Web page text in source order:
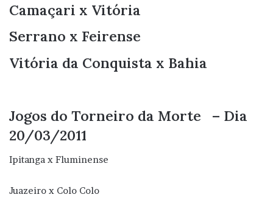
Camaçari x Vitória
Serrano x Feirense
Vitória da Conquista x Bahia
Jogos do Torneiro da Morte – Dia
20/03/2011
Ipitanga x Fluminense
Juazeiro x Colo Colo